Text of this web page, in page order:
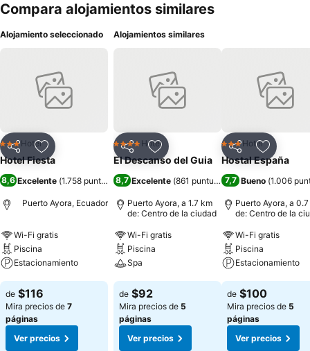
Compara alojamientos similares
Alojamiento seleccionado
CompartirAgregar a favoritos
3 Estrellas
Hotel
Hotel Fiesta
8,6 Excelente (1.758 puntuaciones)
Puerto Ayora, Ecuador
Wi-Fi gratis
Piscina
Estacionamiento
Ver precios
de $116
Mira precios de 7
páginas
Ver precios
Alojamientos similares
CompartirAgregar a favoritos
4 EstrellasHotel
El Descanso del Guia
8,7 Excelente (861 puntuaciones)
Puerto Ayora, a 1.7 km
de: Centro de la ciudad
Wi-Fi gratis
Piscina
Spa
Ver precios
de $92
Mira precios de 5
páginas
Ver precios
CompartirAgregar
3 Estrellas
Hotel
Hostal España
7,7 Bueno (1.006
Puerto Ayora, a
de: Centro de la
Wi-Fi gratis
Piscina
Estacionamiento
Ver precios
de $100
Mira precios de 5
páginas
Ver precios